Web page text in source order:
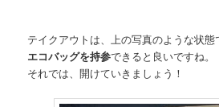
テイクアウトは、上の写真のような状態
エコバッグを持参できると良いですね。
それでは、開けていきましょう！